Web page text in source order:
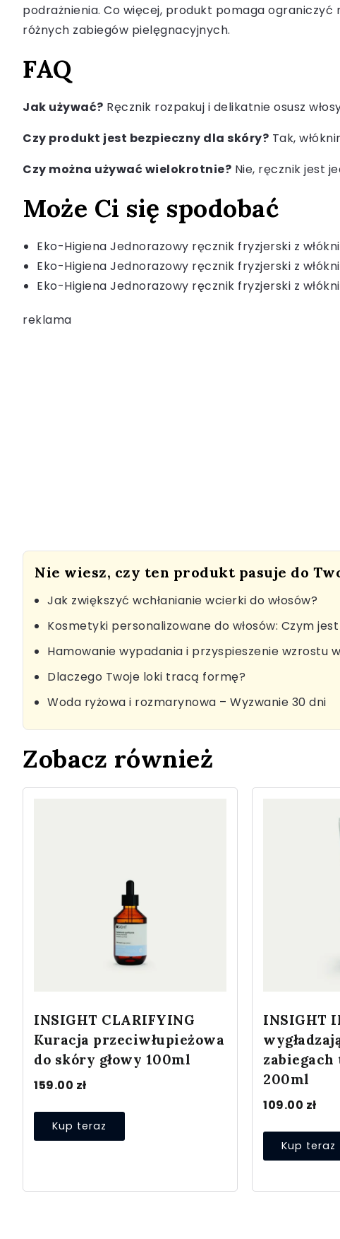
podrażnienia. Co więcej, produkt pomaga
różnych zabiegów pielęgnacyjnych.
FAQ
Jak używać? Ręcznik rozpakuj i delikatnie osusz
Czy produkt jest bezpieczny dla skóry? Tak,
Czy można używać wielokrotnie? Nie, ręcznik jest
Może Ci się spodobać
Eko-Higiena Jednorazowy ręcznik fryzjerski z
Eko-Higiena Jednorazowy ręcznik fryzjerski z
Eko-Higiena Jednorazowy ręcznik fryzjerski z
reklama
Nie wiesz, czy ten produkt pasuje do
Jak zwiększyć wchłanianie wcierki do włosów?
Kosmetyki personalizowane do włosów: Czym
Hamowanie wypadania i przyspieszenie wzrostu
Dlaczego Twoje loki tracą formę?
Woda ryżowa i rozmarynowa – Wyzwanie 30 dni
Zobacz również
INSIGHT CLARIFYING
Kuracja przeciwłupieżowa
do skóry głowy 100ml
159.00 zł
Kup teraz
INSIGHT
200ml
109.00 zł
Kup teraz